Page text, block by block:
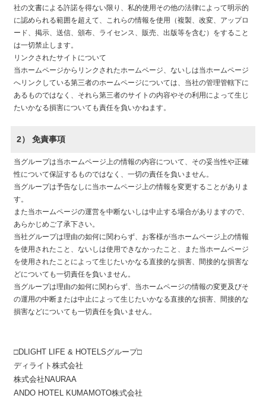
社の文書による許諾を得ない限り、私的使用その他の法律によって明示的
に認められる範囲を超えて、これらの情報を使用（複製、改変、アップロ
ード、掲示、送信、頒布、ライセンス、販売、出版等を含む）をすること
は一切禁止します。
リンクされたサイトについて
当ホームページからリンクされたホームページ、ないしは当ホームページ
へリンクしている第三者のホームページについては、当社の管理管轄下に
あるものではなく、それら第三者のサイトの内容やその利用によって生じ
たいかなる損害についても責任を負いかねます。
2） 免責事項
当グループは当ホームページ上の情報の内容について、その妥当性や正確
性について保証するものではなく、一切の責任を負いません。
当グループは予告なしに当ホームページ上の情報を変更することがありま
す。
また当ホームページの運営を中断ないしは中止する場合がありますので、
あらかじめご了承下さい。
当社グループは理由の如何に関わらず、お客様が当ホームページ上の情報
を使用されたこと、ないしは使用できなかったこと、また当ホームページ
を使用されたことによって生じたいかなる直接的な損害、間接的な損害な
どについても一切責任を負いません。
当グループは理由の如何に関わらず、当ホームページの情報の変更及びそ
の運用の中断または中止によって生じたいかなる直接的な損害、間接的な
損害などについても一切責任を負いません。
□DLIGHT LIFE & HOTELSグループ□
ディライト株式会社
株式会社NAURAA
ANDO HOTEL KUMAMOTO株式会社